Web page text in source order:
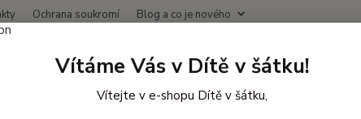
Ochrana soukromí Blog a co je nového
Hledat
(Po-
Vítáme Vás v Dítě v šátku!
Vítejte v e-shopu Dítě v šátku,